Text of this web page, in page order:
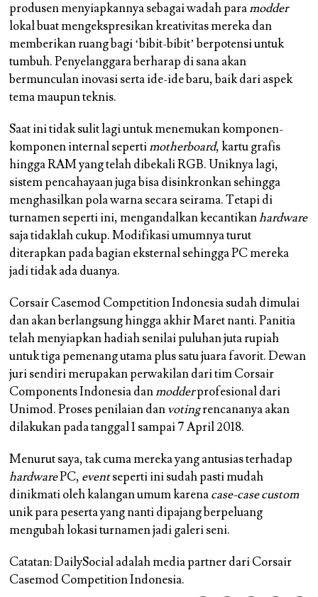
produsen menyiapkannya sebagai wadah paramodder
lokal buat mengekspresikan kreativitas mereka dan
memberikan ruang bagi ‘bibit-bibit’ berpotensi untuk
tumbuh. Penyelanggara berharap di sana akan
bermunculan inovasi serta ide-ide baru, baik dari aspek
tema maupun teknis.
Saat ini tidak sulit lagi untuk menemukan komponen-
komponen internal sepertimotherboard, kartu grafis
hingga RAM yang telah dibekali RGB. Uniknya lagi,
sistem pencahayaan juga bisa disinkronkan sehingga
menghasilkan pola warna secara seirama. Tetapi di
turnamen seperti ini, mengandalkan kecantikanhardware
saja tidaklah cukup. Modifikasi umumnya turut
diterapkan pada bagian eksternal sehingga PC mereka
jadi tidak ada duanya.
Corsair Casemod Competition Indonesia sudah dimulai
dan akan berlangsung hingga akhir Maret nanti. Panitia
telah menyiapkan hadiah senilai puluhan juta rupiah
untuk tiga pemenang utama plus satu juara favorit. Dewan
juri sendiri merupakan perwakilan dari tim Corsair
Components Indonesia danmodderprofesional dari
Unimod. Proses penilaian danvotingrencananya akan
dilakukan pada tanggal 1 sampai 7 April 2018.
Menurut saya, tak cuma mereka yang antusias terhadap
hardwarePC, eventseperti ini sudah pasti mudah
dinikmati oleh kalangan umum karenacase-case custom
unik para peserta yang nanti dipajang berpeluang
mengubah lokasi turnamen jadi galeri seni.
Catatan: DailySocial adalah media partner dari Corsair
Casemod Competition Indonesia.